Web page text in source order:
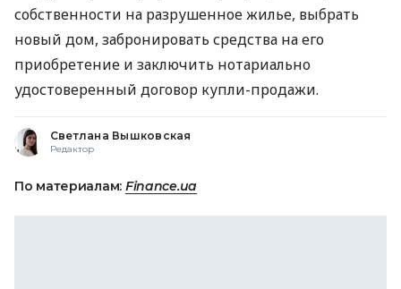
собственности на разрушенное жилье, выбрать
новый дом, забронировать средства на его
приобретение и заключить нотариально
удостоверенный договор купли-продажи.
Светлана Вышковская
Редактор
По материалам: Finance.ua